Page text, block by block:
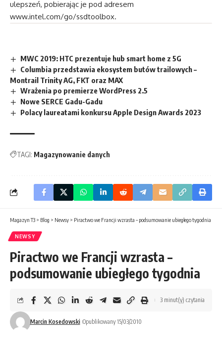
ulepszeń, pobierając je pod adresem
www.intel.com/go/ssdtoolbox.
MWC 2019: HTC prezentuje hub smart home z 5G
Columbia przedstawia ekosystem butów trailowych –
Montrail Trinity AG, FKT oraz MAX
Wrażenia po premierze WordPress 2.5
Nowe SERCE Gadu-Gadu
Polacy laureatami konkursu Apple Design Awards 2023
TAGI: Magazynowanie danych
Magazyn T3 > Blog > Newsy > Piractwo we Francji wzrasta – podsumowanie ubiegłego tygodnia
NEWSY
Piractwo we Francji wzrasta –
podsumowanie ubiegłego tygodnia
Marcin Kosedowski Opublikowany 15/03/2010
3 minut(y) czytania